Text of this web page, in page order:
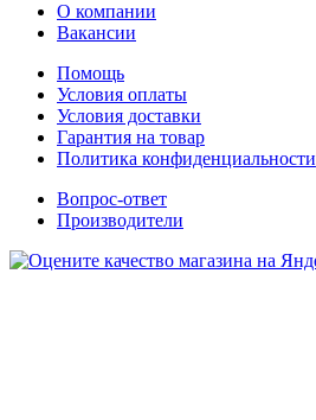
О компании
Вакансии
Помощь
Условия оплаты
Условия доставки
Гарантия на товар
Политика конфиденциальности
Вопрос-ответ
Производители